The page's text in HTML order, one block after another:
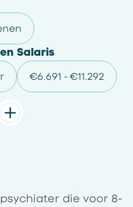
Salaris
€6.691 - €11.292
die voor 8-